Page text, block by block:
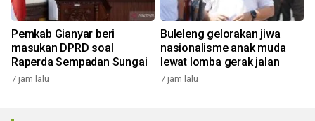
Pemkab Gianyar beri
masukan DPRD soal
Raperda Sempadan Sungai
7 jam lalu
Buleleng gelorakan jiwa
nasionalisme anak muda
lewat lomba gerak jalan
7 jam lalu